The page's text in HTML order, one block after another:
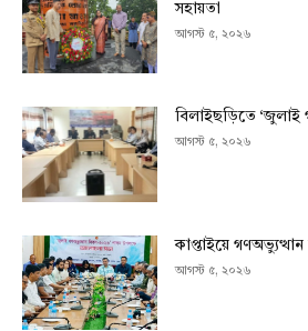
সহায়তা
আগস্ট ৫, ২০২৬
বিলাইছড়িতে ‘জুলাই
আগস্ট ৫, ২০২৬
কাপ্তাইয়ে
আগস্ট ৫, ২০২৬